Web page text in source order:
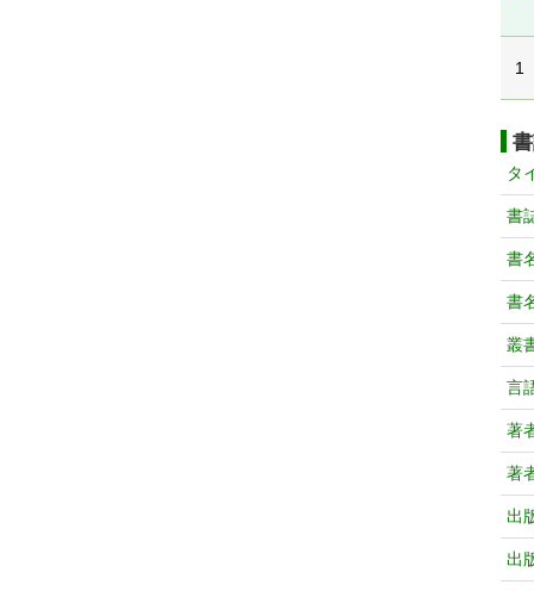
1
タ
書
書
書
叢
言
著
著
出
出